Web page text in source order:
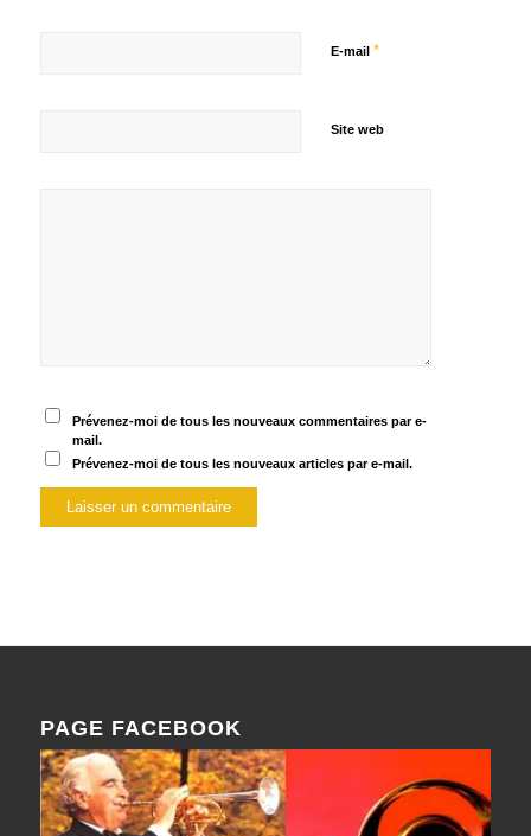
E-mail *
Site web
Prévenez-moi de tous les nouveaux commentaires par e-
mail.
Prévenez-moi de tous les nouveaux articles par e-mail.
PAGE FACEBOOK